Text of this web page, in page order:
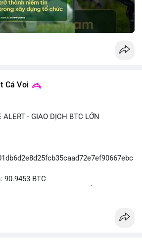
Cá Voi
- GIAO DỊCH BTC LỚN
90.9453 BTC